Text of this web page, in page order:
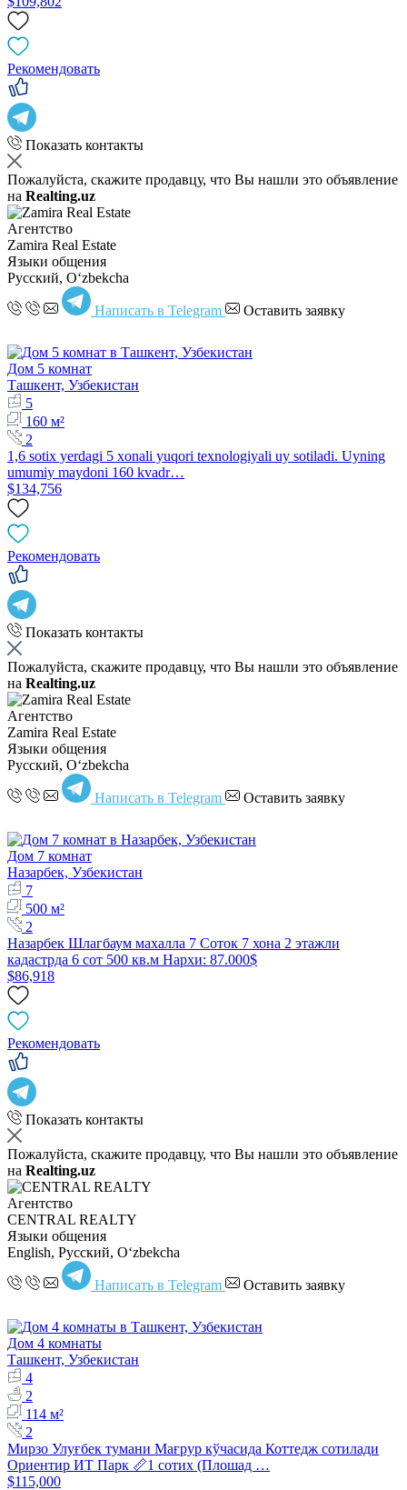
Рекомендовать
Показать контакты
Пожалуйста, скажите продавцу, что Вы нашли это объявление
на Realting.uz
Агентство
Zamira Real Estate
Языки общения
Русский, Oʻzbekcha
Написать в Telegram Оставить заявку
Дом 5 комнат
Ташкент, Узбекистан
5
160 м²
2
1,6 sotix yerdagi 5 xonali yuqori texnologiyali uy sotiladi. Uyning
umumiy maydoni 160 kvadr…
$134,756
Рекомендовать
Показать контакты
Пожалуйста, скажите продавцу, что Вы нашли это объявление
на Realting.uz
Агентство
Zamira Real Estate
Языки общения
Русский, Oʻzbekcha
Написать в Telegram Оставить заявку
Дом 7 комнат
Назарбек, Узбекистан
7
500 м²
2
Назарбек Шлагбаум махалла 7 Соток 7 хона 2 этажли
кадастрда 6 сот 500 кв.м Нархи: 87.000$
$86,918
Рекомендовать
Показать контакты
Пожалуйста, скажите продавцу, что Вы нашли это объявление
на Realting.uz
Агентство
CENTRAL REALTY
Языки общения
English, Русский, Oʻzbekcha
Написать в Telegram Оставить заявку
Дом 4 комнаты
Ташкент, Узбекистан
4
2
114 м²
2
Мирзо Улуғбек тумани Мағрур кўчасида Коттедж сотилади
Ориентир ИТ Парк 📏1 сотих (Плошад …
$115,000